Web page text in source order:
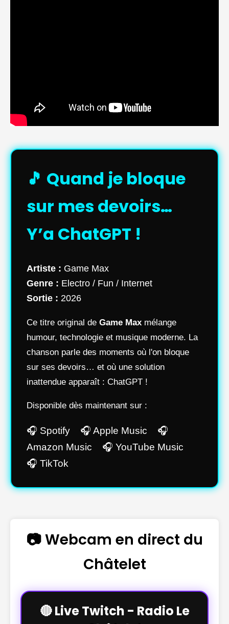
🎵 Quand je bloque
sur mes devoirs…
Y’a ChatGPT !
Artiste : Game Max
Genre : Electro / Fun / Internet
Sortie : 2026
Ce titre original de Game Max mélange
humour, technologie et musique moderne. La
chanson parle des moments où l'on bloque
sur ses devoirs… et où une solution
inattendue apparaît : ChatGPT !
Disponible dès maintenant sur :
🎧 Spotify 🎧 Apple Music 🎧
Amazon Music 🎧 YouTube Music
🎧 TikTok
📷 Webcam en direct du
Châtelet
🔴 Live Twitch - Radio Le